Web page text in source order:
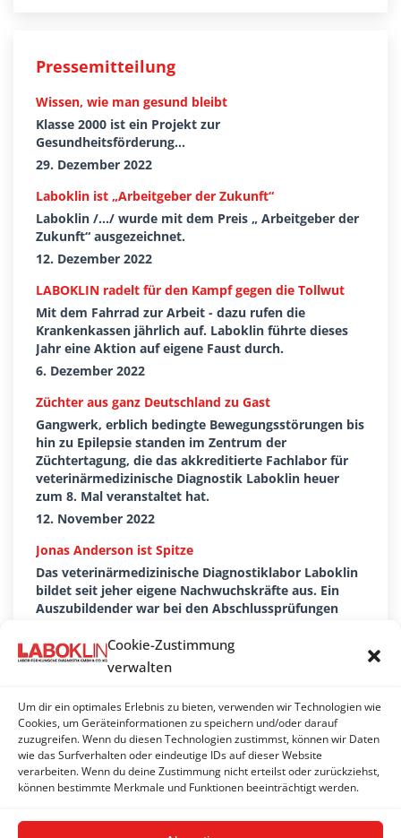
Cookie-Zustimmung
verwalten
Um dir ein optimales Erlebnis zu bieten, verwenden wir Technologien wie
Cookies, um Geräteinformationen zu speichern und/oder darauf
zuzugreifen. Wenn du diesen Technologien zustimmst, können wir Daten
wie das Surfverhalten oder eindeutige IDs auf dieser Website
verarbeiten. Wenn du deine Zustimmung nicht erteilst oder zurückziehst,
können bestimmte Merkmale und Funktionen beeinträchtigt werden.
Pressemitteilung
Wissen, wie man gesund bleibt
Klasse 2000 ist ein Projekt zur
Gesundheitsförderung...
29. Dezember 2022
Laboklin ist „Arbeitgeber der Zukunft“
Laboklin /.../ wurde mit dem Preis „ Arbeitgeber der
Zukunft“ ausgezeichnet.
12. Dezember 2022
LABOKLIN radelt für den Kampf gegen die Tollwut
Mit dem Fahrrad zur Arbeit - dazu rufen die
Krankenkassen jährlich auf. Laboklin führte dieses
Jahr eine Aktion auf eigene Faust durch.
6. Dezember 2022
Züchter aus ganz Deutschland zu Gast
Gangwerk, erblich bedingte Bewegungsstörungen bis
hin zu Epilepsie standen im Zentrum der
Züchtertagung, die das akkreditierte Fachlabor für
veterinärmedizinische Diagnostik Laboklin heuer
zum 8. Mal veranstaltet hat.
12. November 2022
Jonas Anderson ist Spitze
Das veterinärmedizinische Diagnostiklabor Laboklin
bildet seit jeher eigene Nachwuchskräfte aus. Ein
Auszubildender war bei den Abschlussprüfungen
beeindruckendes Prüfungsergebnis
19. Oktober 2022
Dr. Elisabeth Müller und Landtagspräsidentin a. D.
Barbara Stamm gehen als Botschafterinnen Bayerns
ganz neue Wege.
10. Juni 2022